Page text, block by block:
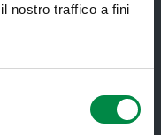
nostro traffico a fini